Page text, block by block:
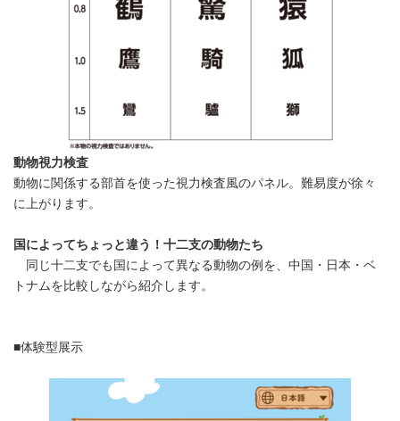
動物視力検査
動物に関係する部首を使った視力検査風のパネル。難易度が徐々
に上がります。
国によってちょっと違う！十二支の動物たち
同じ十二支でも国によって異なる動物の例を、中国・日本・ベ
トナムを比較しながら紹介します。
■体験型展示